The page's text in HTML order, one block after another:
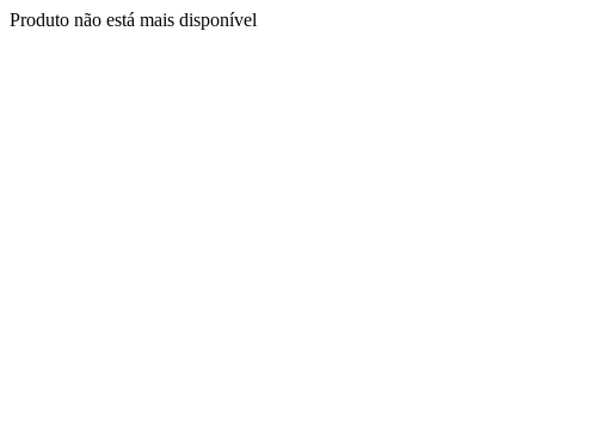
Produto não está mais disponível